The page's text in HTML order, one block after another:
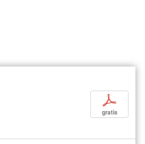
p
gratis